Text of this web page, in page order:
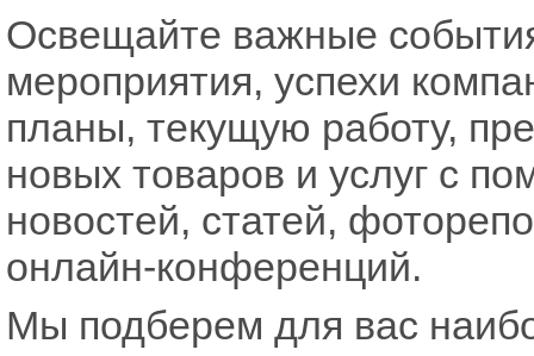
Освещайте важные
мероприятия, успехи
планы, текущую работу,
новых товаров и услуг с
новостей, статей,
онлайн-конференций.
Мы подберем для вас